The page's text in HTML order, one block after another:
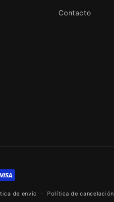
Contacto
de envío Política de cancelación